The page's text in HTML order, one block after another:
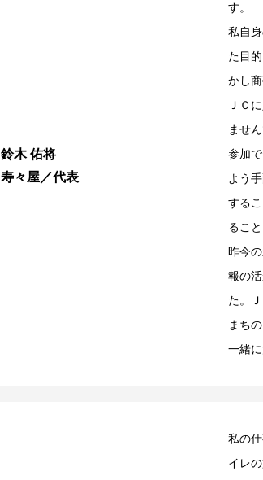
鈴木 佑将
寿々屋／代表
す。
私自
た目
かし
ＪＣ
ませ
参加
よう
する
るこ
昨今
報の
た。
まち
一緒に
私の
イレ